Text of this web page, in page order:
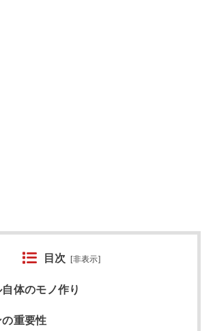
目次 [非表示]
体のモノ作り
重要性